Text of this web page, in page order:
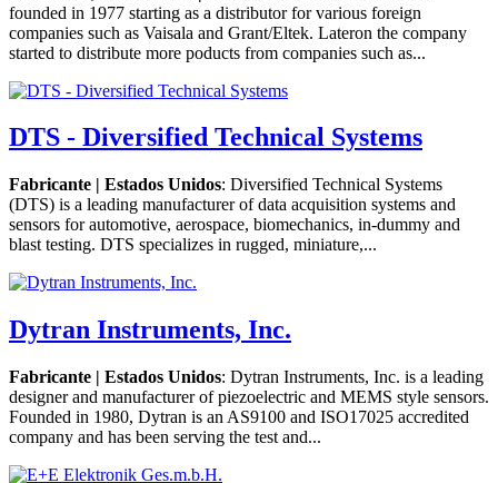
founded in 1977 starting as a distributor for various foreign
companies such as Vaisala and Grant/Eltek. Lateron the company
started to distribute more poducts from companies such as...
DTS - Diversified Technical Systems
Fabricante | Estados Unidos: Diversified Technical Systems
(DTS) is a leading manufacturer of data acquisition systems and
sensors for automotive, aerospace, biomechanics, in-dummy and
blast testing. DTS specializes in rugged, miniature,...
Dytran Instruments, Inc.
Fabricante | Estados Unidos: Dytran Instruments, Inc. is a leading
designer and manufacturer of piezoelectric and MEMS style sensors.
Founded in 1980, Dytran is an AS9100 and ISO17025 accredited
company and has been serving the test and...